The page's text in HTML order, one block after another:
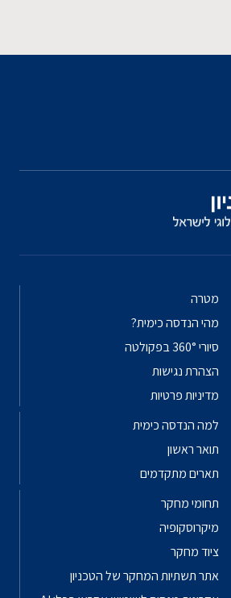
מטרה
מהי הנדסה כימית?
סיורי 360° בפקולטה
הצהרת נגישות
מדיניות פרטיות
למה הנדסה כימית
תואר ראשון
תארים מתקדמים
תחומי מחקר
מיקרוסקופיה
ציוד מחקר
אתר תשתיות המחקר של הטכניון